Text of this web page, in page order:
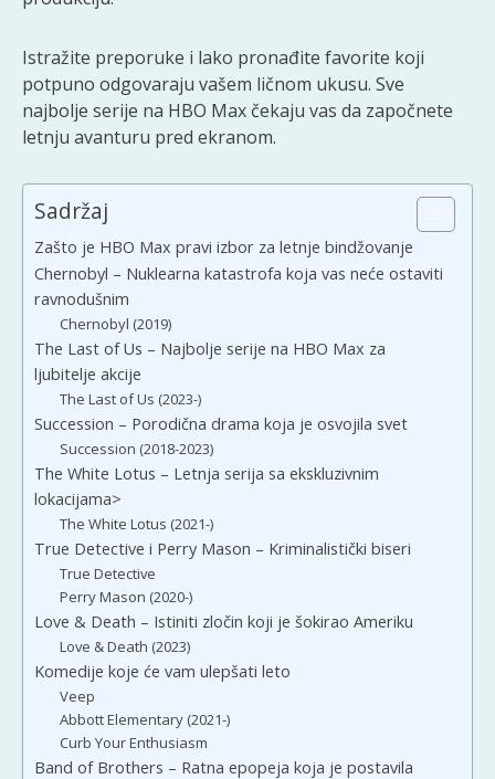
Istražite preporuke i lako pronađite favorite koji
potpuno odgovaraju vašem ličnom ukusu. Sve
najbolje serije na HBO Max čekaju vas da započnete
letnju avanturu pred ekranom.
Sadržaj
Zašto je HBO Max pravi izbor za letnje bindžovanje
Chernobyl – Nuklearna katastrofa koja vas neće ostaviti
ravnodušnim
Chernobyl (2019)
The Last of Us – Najbolje serije na HBO Max za
ljubitelje akcije
The Last of Us (2023-)
Succession – Porodična drama koja je osvojila svet
Succession (2018-2023)
The White Lotus – Letnja serija sa ekskluzivnim
lokacijama>
The White Lotus (2021-)
True Detective i Perry Mason – Kriminalistički biseri
True Detective
Perry Mason (2020-)
Love & Death – Istiniti zločin koji je šokirao Ameriku
Love & Death (2023)
Komedije koje će vam ulepšati leto
Veep
Abbott Elementary (2021-)
Curb Your Enthusiasm
Band of Brothers – Ratna epopeja koja je postavila